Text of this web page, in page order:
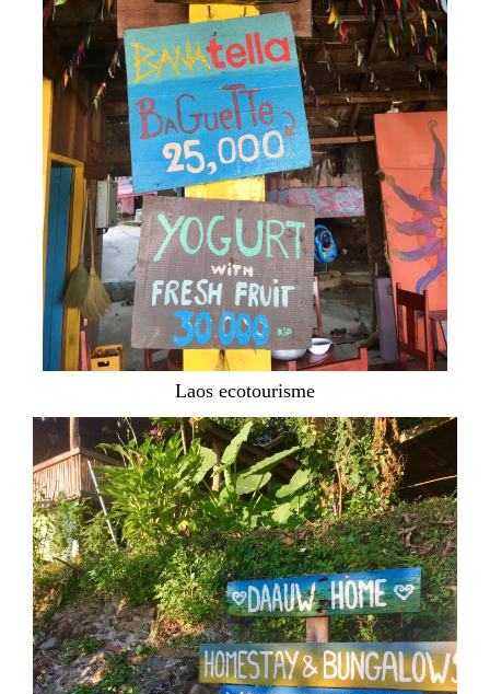
Laos ecotourisme